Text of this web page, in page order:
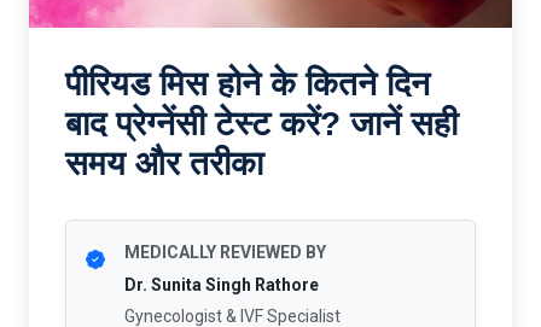
पीरियड मिस होने के कितने दिन
बाद प्रेग्नेंसी टेस्ट करें? जानें सही
समय और तरीका
MEDICALLY REVIEWED BY
Dr. Sunita Singh Rathore
Gynecologist & IVF Specialist